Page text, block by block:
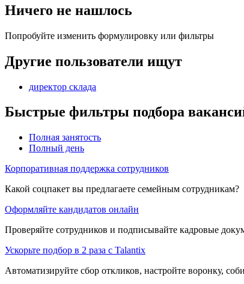
Ничего не нашлось
Попробуйте изменить формулировку или фильтры
Другие пользователи ищут
директор склада
Быстрые фильтры подбора
Полная занятость
Полный день
Корпоративная поддержка сотрудников
Какой соцпакет вы предлагаете семейным сотрудникам?
Оформляйте кандидатов онлайн
Проверяйте сотрудников и подписывайте кадровые
Ускорьте подбор в 2 раза с Talantix
Автоматизируйте сбор откликов, настройте воронку,